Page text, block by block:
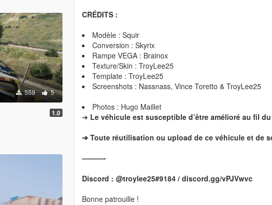
559 5
1.0
CRÉDITS :
Modèle : Squir
Conversion : Skyrix
Rampe VEGA : Brainox
Texture/Skin : TroyLee25
Template : TroyLee25
Screenshots : Nassnass, Vince Toretto & TroyLee25
Photos : Hugo Maillet
➔ Le véhicule est susceptible d’être amélioré au fil
➔ Toute réutilisation ou upload de ce véhicule et de
———-
Discord : @troylee25#9184 / discord.gg/vPJVwvc
Bonne patrouille !